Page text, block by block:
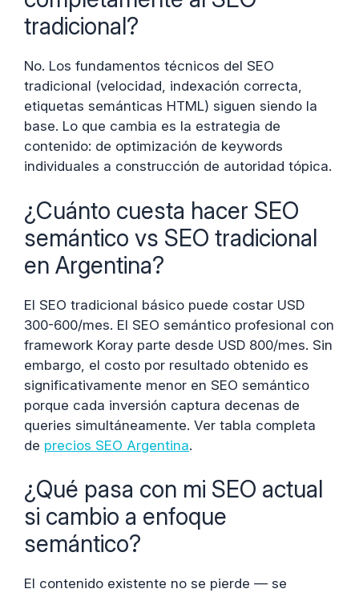
tradicional?
No. Los fundamentos técnicos del SEO
tradicional (velocidad, indexación correcta,
etiquetas semánticas HTML) siguen siendo la
base. Lo que cambia es la estrategia de
contenido: de optimización de keywords
individuales a construcción de autoridad tópica.
¿Cuánto cuesta hacer SEO
semántico vs SEO tradicional
en Argentina?
El SEO tradicional básico puede costar USD
300-600/mes. El SEO semántico profesional con
framework Koray parte desde USD 800/mes. Sin
embargo, el costo por resultado obtenido es
significativamente menor en SEO semántico
porque cada inversión captura decenas de
queries simultáneamente. Ver tabla completa
de precios SEO Argentina.
¿Qué pasa con mi SEO actual
si cambio a enfoque
semántico?
El contenido existente no se pierde — se